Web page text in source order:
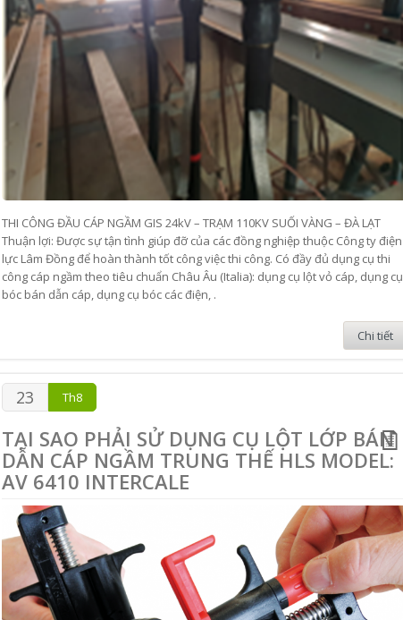
THI CÔNG ĐẦU CÁP NGẦM GIS 24kV – TRẠM 110KV SUỐI VÀNG – ĐÀ LẠT
Thuận lợi: Được sự tận tình giúp đỡ của các đồng nghiệp thuộc Công ty điện
lực Lâm Đồng để hoàn thành tốt công việc thi công. Có đầy đủ dụng cụ thi
công cáp ngầm theo tiêu chuẩn Châu Âu (Italia): dụng cụ lột vỏ cáp, dụng cụ
bóc bán dẫn cáp, dụng cụ bóc các điện, .
Chi tiết
23 Th8
TẠI SAO PHẢI SỬ DỤNG CỤ LỘT LỚP BÁN
DẪN CÁP NGẦM TRUNG THẾ HLS MODEL:
AV 6410 INTERCALE